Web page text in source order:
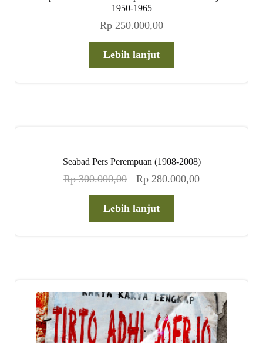
1950-1965
Rp 250.000,00
Lebih lanjut
Seabad Pers Perempuan (1908-2008)
Rp300.000,00
Harga
adalah:
Rp 280.000,00Harga
Lebih lanjut